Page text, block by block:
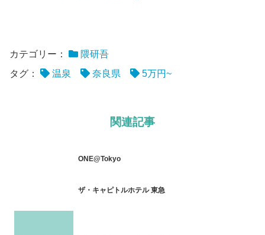
カテゴリー：
隈研吾
タグ：
温泉 奈良県 5万円~
関連記事
ONE@Tokyo
ザ・キャピトルホテル 東急